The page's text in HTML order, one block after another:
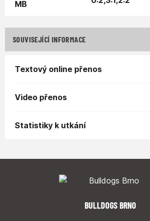
SOUVISEJÍCÍ INFORMACE
Textový online přenos
Video přenos
Statistiky k utkání
BULLDOGS BRNO